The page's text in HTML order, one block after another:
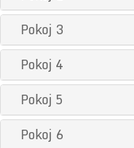
Pokoj 3
Pokoj 4
Pokoj 5
Pokoj 6